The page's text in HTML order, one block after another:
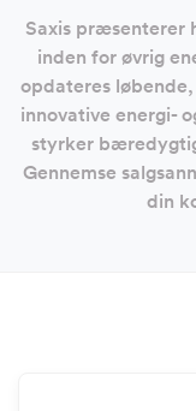
Saxis præsenterer
inden for øvrig
opdateres
innovative energi-
styrker
Gennemse
din